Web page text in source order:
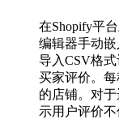
在Shopify平
编辑器手动嵌
导入CSV格
买家评价。
的店铺。对
示用户评价